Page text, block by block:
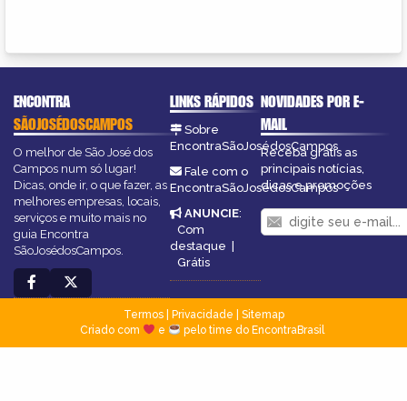
ENCONTRA
SÃOJOSÉDOSCAMPOS
O melhor de São José dos
Campos num só lugar!
Dicas, onde ir, o que fazer, as
melhores empresas, locais,
serviços e muito mais no
guia Encontra
SãoJosédosCampos.
LINKS RÁPIDOS
Sobre
EncontraSãoJosédosCampos
Fale com o
EncontraSãoJosédosCampos
ANUNCIE:
Com
destaque |
Grátis
NOVIDADES POR E-
MAIL
Receba grátis as
principais notícias,
dicas e promoções
Termos| Privacidade
Sitemap
Criado com
e pelo time do EncontraBrasil